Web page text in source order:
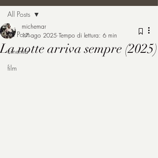
michemar
All Posts
cinema
film
All Posts
La notte arriva sempre (2025)
michemar
17 ago 2025 Tempo di lettura: 6 min